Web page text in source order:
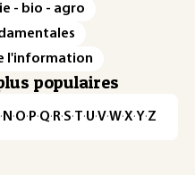
- bio - agro
l'information
populaires
· N ·O· P·Q· R·S·T·U·V·W·X·Y·Z